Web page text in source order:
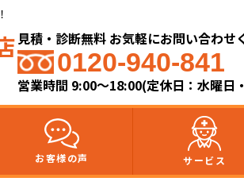
見積・診断無料 お気軽にお問い合わせ
0120-940-841
営業時間 9:00～18:00(定休日：水曜日
お客様の声 サービス